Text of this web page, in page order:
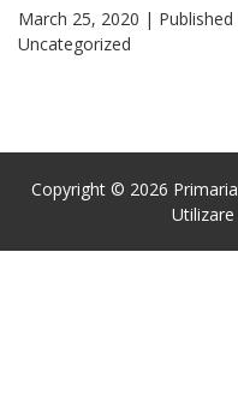
March 25, 2020 | Published
Uncategorized
Copyright © 2026